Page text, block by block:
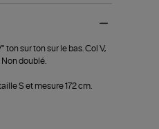
sur ton sur le bas. Col V,
doublé.
S et mesure 172 cm.